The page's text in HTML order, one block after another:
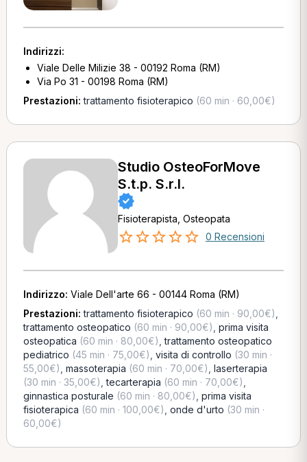
Indirizzi:
Viale Delle Milizie 38 - 00192 Roma (RM)
Via Po 31 - 00198 Roma (RM)
Prestazioni:trattamento fisioterapico (60 min · 60,00€)
Studio OsteoForMove
S.t.p. S.r.l.
Fisioterapista, Osteopata
0 Recensioni
Indirizzo: Viale Dell'arte 66 - 00144 Roma (RM)
Prestazioni:trattamento fisioterapico (60 min · 90,00€)
trattamento osteopatico (60 min · 90,00€) prima visita
osteopatica (60 min · 80,00€) ,trattamento osteopatico
pediatrico (45 min · 75,00€) visita di controllo (30 min ·
55,00€) massoterapia (60 min · 70,00€) laserterapia
(30 min · 35,00€) ,tecarterapia (60 min · 70,00€)
ginnastica posturale (60 min · 80,00€) prima visita
fisioterapica (60 min · 100,00€) onde d'urto (30 min ·
60,00€)